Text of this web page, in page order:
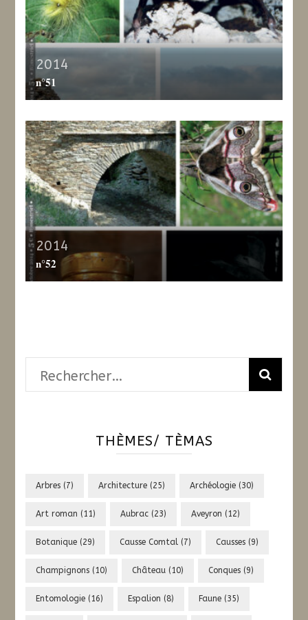
2014
n°51
2014
n°52
Rechercher :
THÈMES/ TÈMAS
Arbres (7) Architecture (25) Archéologie (30)
Art roman (11) Aubrac (23) Aveyron (12)
Botanique (29) Causse Comtal (7) Causses (9)
Champignons (10) Château (10) Conques (9)
Entomologie (16) Espalion (8) Faune (35)